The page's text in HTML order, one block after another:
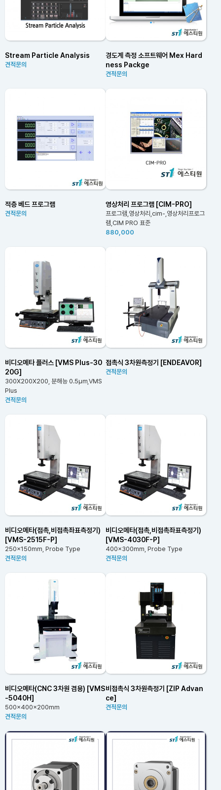
Stream Particle Analysis
견적문의
경도계 측정 소프트웨어 Mex Hard
ness Packge
견적문의
적층 베드 프로그램
견적문의
영상처리 프로그램 [CIM-PRO]
프로그램,영상처리,cim-,영상처리프로그
램,CIM PRO 표준
880,000
비디오메타 플러스 [VMS Plus-30
20G]
300X200X200, 분해능 0.5㎛,VMS
Plus
견적문의
접촉식 3차원측정기 [ENDEAVOR]
견적문의
비디오메타(접촉,비접촉좌표측정기)
[VMS-2515F-P]
250x150mm, Probe Type
견적문의
비디오메타(접촉,비접촉좌표측정기)
[VMS-4030F-P]
400x300mm, Probe Type
견적문의
비디오메타(CNC 3차원 겸용) [VMS
-5040H]
500x400x200mm
견적문의
비접촉식 3차원측정기 [ZIP Advan
ce]
견적문의